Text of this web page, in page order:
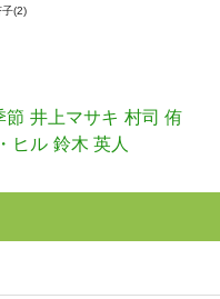
子(2)
節 井上マサキ 村司 侑
ヒル 鈴木 英人